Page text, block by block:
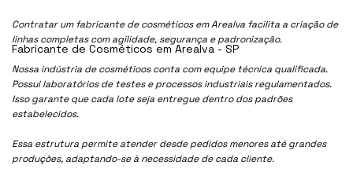
Contratar um fabricante de cosméticos em Arealva facilita a criação de
linhas completas com agilidade, segurança e padronização.
Nossa indústria de cosmétioos conta com equipe técnica qualificada.
Possui laboratórios de testes e processos industriais regulamentados.
Isso garante que cada lote seja entregue dentro dos padrões
estabelecidos.
Essa estrutura permite atender desde pedidos menores até grandes
produções, adaptando-se à necessidade de cada cliente.
Fabricante de Cosméticos em Arealva - SP